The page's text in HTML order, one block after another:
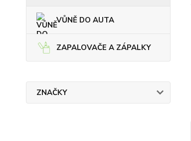
VŮNĚ DO AUTA
ZAPALOVAČE A ZÁPALKY
ZNAČKY